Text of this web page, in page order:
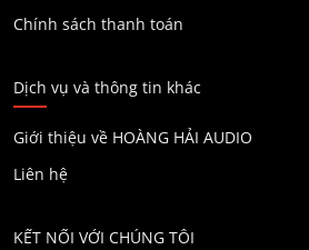
Chính sách thanh toán
Dịch vụ và thông tin khác
Giới thiệu về HOÀNG HẢI AUDIO
Liên hệ
KẾT NỐI VỚI CHÚNG TÔI